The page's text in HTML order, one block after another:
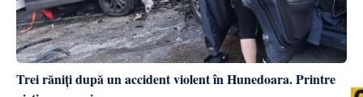
Trei răniți după un accident violent în Hunedoara. Printre